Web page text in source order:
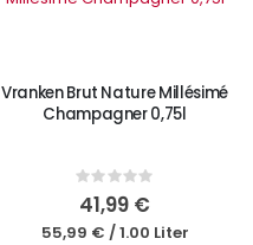
Vranken Brut Nature Millésimé
Champagner 0,75l
Rating:
0%
41,99 €
55,99 € /1.00 Liter